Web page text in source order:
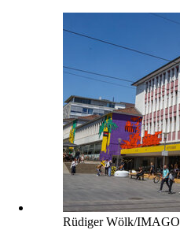
Rüdiger Wölk/IMAGO